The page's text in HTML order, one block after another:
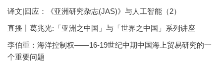
译文|回应：《亚洲研究杂志(JAS)》与人工智能（2）
直播丨葛兆光:「亚洲之中国」与「世界之中国」系列讲座
李伯重：海洋控制权——16-19世纪中期中国海上贸易研究的一
个重要问题